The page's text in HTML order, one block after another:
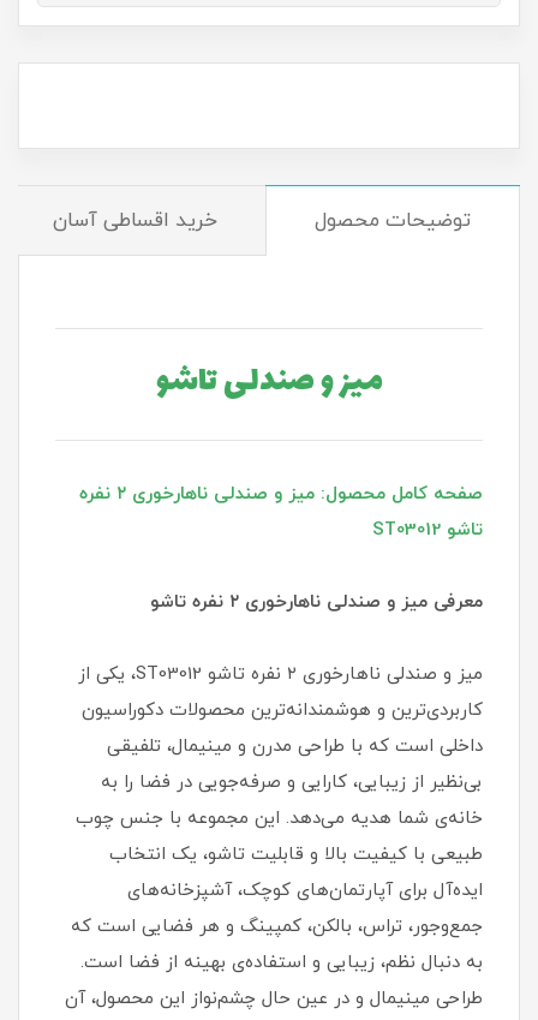
توضیحات محصول خرید اقساطی آسان
میز و صندلی تاشو
صفحه کامل محصول: میز و صندلی ناهارخوری ۲ نفره
تاشو ST03012
معرفی میز و صندلی ناهارخوری ۲ نفره تاشو
میز و صندلی ناهارخوری ۲ نفره تاشو ST03012، یکی از
کاربردی‌ترین و هوشمندانه‌ترین محصولات دکوراسیون
داخلی است که با طراحی مدرن و مینیمال، تلفیقی
بی‌نظیر از زیبایی، کارایی و صرفه‌جویی در فضا را به
خانه‌ی شما هدیه می‌دهد. این مجموعه با جنس چوب
طبیعی با کیفیت بالا و قابلیت تاشو، یک انتخاب
ایده‌آل برای آپارتمان‌های کوچک، آشپزخانه‌های
جمع‌وجور، تراس، بالکن، کمپینگ و هر فضایی است که
به دنبال نظم، زیبایی و استفاده‌ی بهینه از فضا است.
طراحی مینیمال و در عین حال چشم‌نواز این محصول، آن